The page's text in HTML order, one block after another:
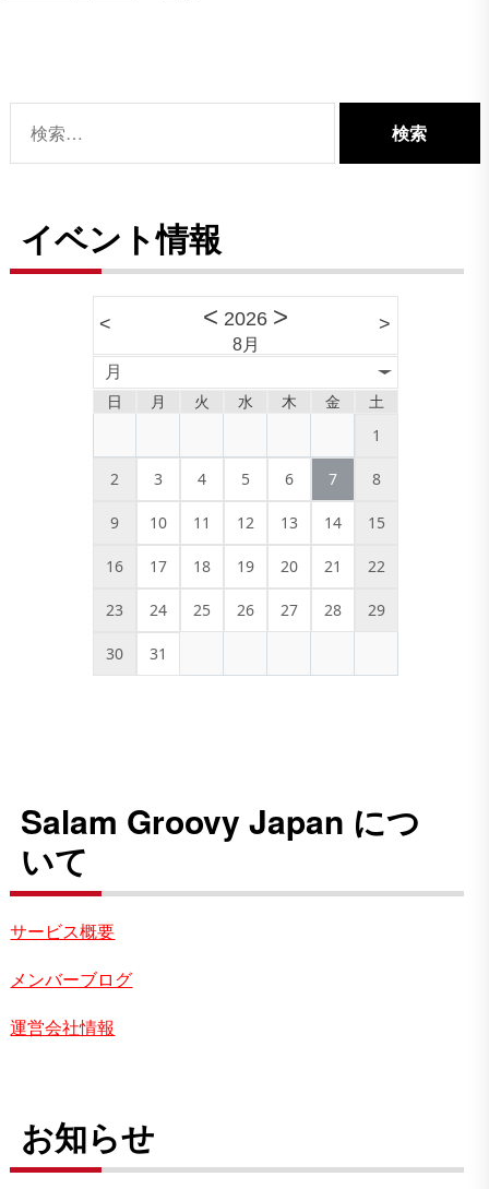
索:
イベント情報
< < 2026 >
8月
>
月
日 月 火 水 木 金 土
1
2 3 4 5 6 7 8
9 10 11 12 13 14 15
16 17 18 19 20 21 22
23 24 25 26 27 28 29
30 31
Salam Groovy Japan につ
いて
サービス概要
メンバーブログ
運営会社情報
お知らせ